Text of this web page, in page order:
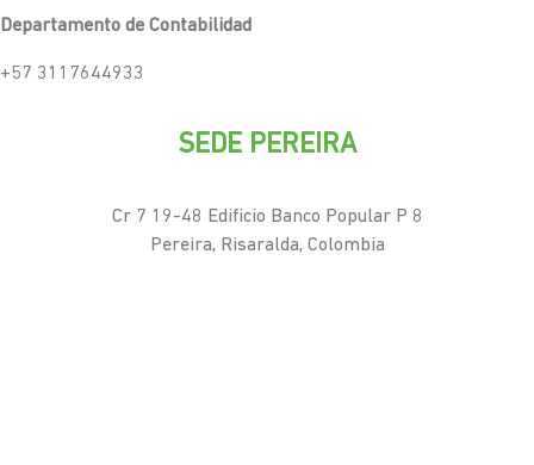
Departamento de Contabilidad
+57 3117644933
SEDE PEREIRA
Cr 7 19-48 Edificio Banco Popular P 8
Pereira, Risaralda, Colombia